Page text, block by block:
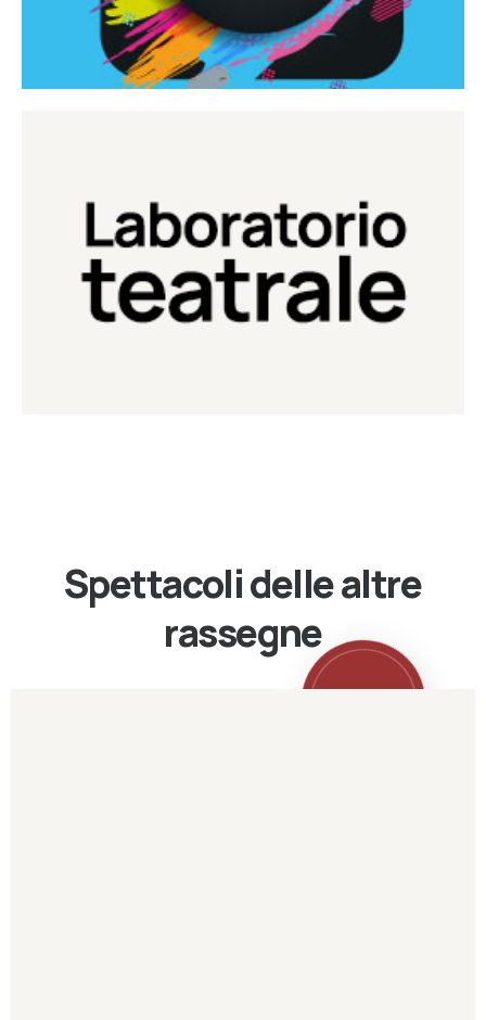
Laboratorio Teatrale
Laboratorio di teatro del Teatro Eduardo de Filippo
Continua
Spettacoli delle altre
rassegne